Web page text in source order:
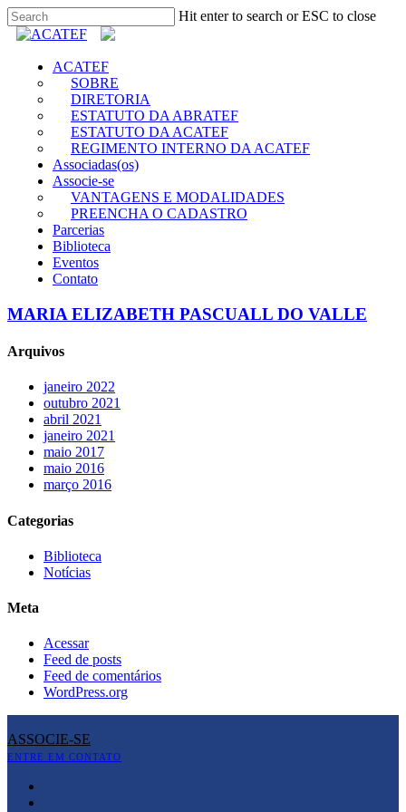
Hit enter to search or ESC to close
ACATEF
SOBRE
DIRETORIA
ESTATUTO DA ABRATEF
ESTATUTO DA ACATEF
REGIMENTO INTERNO DA ACATEF
Associadas(os)
Associe-se
VANTAGENS E MODALIDADES
PREENCHA O CADASTRO
Parcerias
Biblioteca
Eventos
Contato
MARIA ELIZABETH PASCUALL DO VALLE
Arquivos
janeiro 2022
outubro 2021
abril 2021
janeiro 2021
maio 2017
maio 2016
março 2016
Categorias
Biblioteca
Notícias
Meta
Acessar
Feed de posts
Feed de comentários
WordPress.org
ASSOCIE-SE
ENTRE EM CONTATO